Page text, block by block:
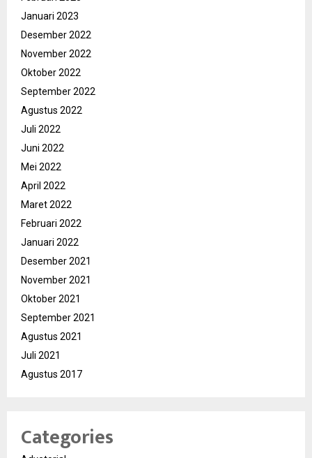
Januari 2023
Desember 2022
November 2022
Oktober 2022
September 2022
Agustus 2022
Juli 2022
Juni 2022
Mei 2022
April 2022
Maret 2022
Februari 2022
Januari 2022
Desember 2021
November 2021
Oktober 2021
September 2021
Agustus 2021
Juli 2021
Agustus 2017
Categories